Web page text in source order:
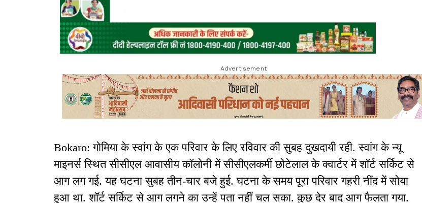
Advertisement
Bokaro: गोमिया के स्वांग के एक परिवार के लिए रविवार की सुबह दुखदायी रही. स्वांग के न्यू
माइनर्स स्थित सीसीएल आवासीय कॉलोनी में सीसीएलकर्मी छोटेलाल के क्वार्टर में शॉर्ट सर्किट से
आग लग गई. यह घटना सुबह तीन-चार बजे हुई. घटना के समय पूरा परिवार गहरी नींद में सोया
हुआ था. शॉर्ट सर्किट से आग लगने का उन्हें पता नहीं चल सका. कुछ देर बाद आग फैलता गया.